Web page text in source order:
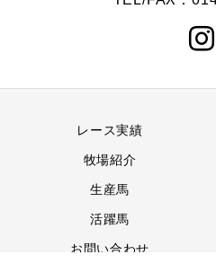
レース実績
牧場紹介
生産馬
活躍馬
お問い合わせ